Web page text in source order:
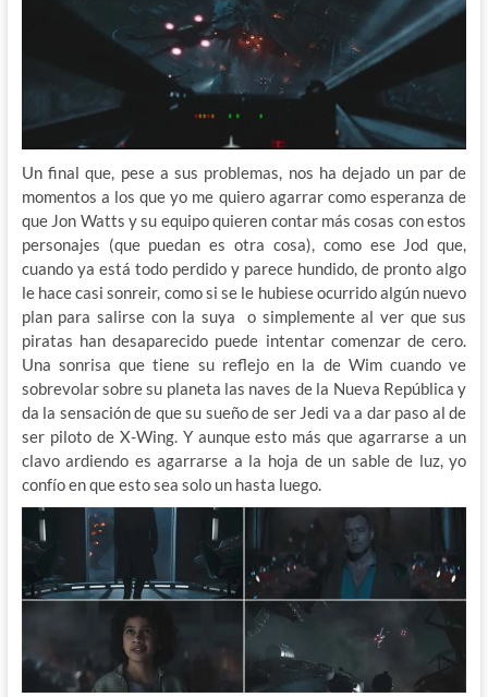
Un final que, pese a sus problemas, nos ha dejado un par de
momentos a los que yo me quiero agarrar como esperanza de
que Jon Watts y su equipo quieren contar más cosas con estos
personajes (que puedan es otra cosa), como ese Jod que,
cuando ya está todo perdido y parece hundido, de pronto algo
le hace casi sonreir, como si se le hubiese ocurrido algún nuevo
plan para salirse con la suya o simplemente al ver que sus
piratas han desaparecido puede intentar comenzar de cero.
Una sonrisa que tiene su reflejo en la de Wim cuando ve
sobrevolar sobre su planeta las naves de la Nueva República y
da la sensación de que su sueño de ser Jedi va a dar paso al de
ser piloto de X-Wing. Y aunque esto más que agarrarse a un
clavo ardiendo es agarrarse a la hoja de un sable de luz, yo
confío en que esto sea solo un hasta luego.